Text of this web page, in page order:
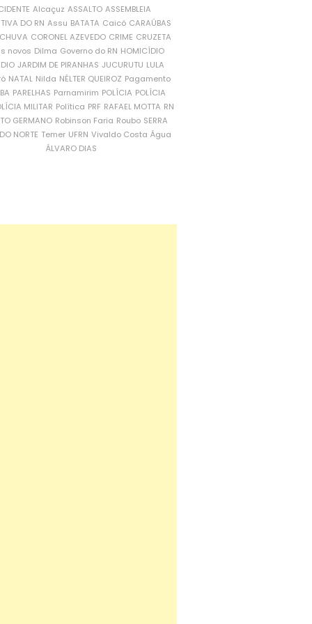
Alcaçuz ASSALTO ASSEMBLEIA
DO RN Assu BATATA Caicó CARAÚBAS
CORONEL AZEVEDO CRIME CRUZETA
novos Dilma Governo do RN HOMICÍDIO
JARDIM DE PIRANHAS JUCURUTU LULA
NATAL Nilda NÉLTER QUEIROZ Pagamento
PARELHAS Parnamirim POLÍCIA POLÍCIA
MILITAR Política PRF RAFAEL MOTTA RN
GERMANO Robinson Faria Roubo SERRA
NORTE Temer UFRN Vivaldo Costa Água
ÁLVARO DIAS